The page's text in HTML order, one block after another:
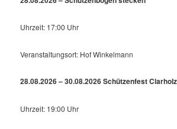
Uhrzeit: 17:00 Uhr
Veranstaltungsort: Hof Winkelmann
28.08.2026 – 30.08.2026 Schützenfest
Uhrzeit: 19:00 Uhr